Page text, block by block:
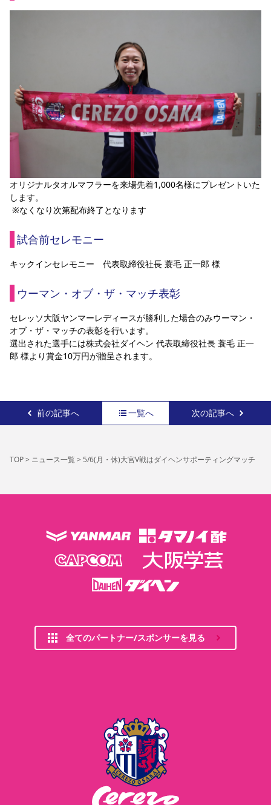
オリジナルタオルマフラーを来場先着1,000名様にプレゼントいた
します。
※なくなり次第配布終了となります
試合前セレモニー
キックインセレモニー　代表取締役社長 蓑毛 正一郎 様
ウーマン・オブ・ザ・マッチ表彰
セレッソ大阪ヤンマーレディースが勝利した場合のみウーマン・
オブ・ザ・マッチの表彰を行います。
選出された選手には株式会社ダイヘン 代表取締役社長 蓑毛 正一
郎 様より賞金10万円が贈呈されます。
前の記事へ 一覧へ 次の記事へ
TOP> ニュース一覧> 5/6(月・休)大宮V戦はダイヘンサポーティングマッチ
全てのパートナー/スポンサーを見る